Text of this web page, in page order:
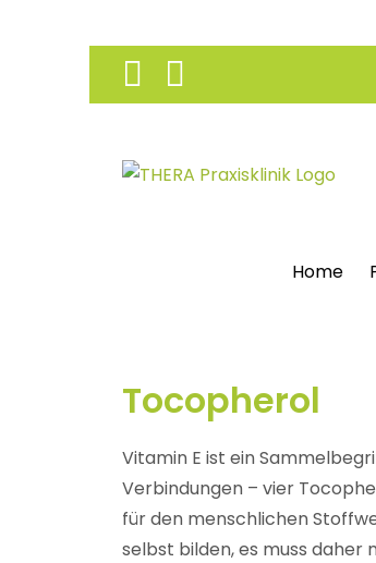
Facebook
Home
Tocopherol
Vitamin E ist ein
Verbindungen – vier
für den menschlichen
selbst bilden, es muss daher